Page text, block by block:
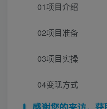
01项目介绍
02项目准备
03项目实操
04变现方式